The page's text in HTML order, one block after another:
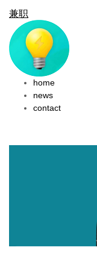
兼职
home
news
contact